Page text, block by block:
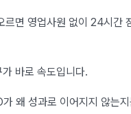
르면 영업사원 없이 24시간
바로 속도입니다.
왜 성과로 이어지지 않는